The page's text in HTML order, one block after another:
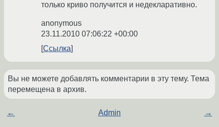
только криво получится и недекларативно.
anonymous
23.11.2010 07:06:22 +00:00
Ссылка
Вы не можете добавлять комментарии в эту тему. Тема
перемещена в архив.
← Admin →